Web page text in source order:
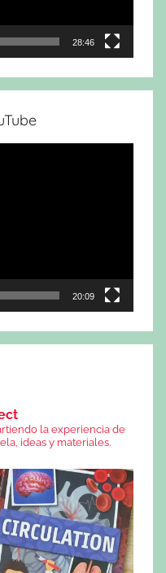
28:46
20:09
la experiencia de
ideas y materiales.